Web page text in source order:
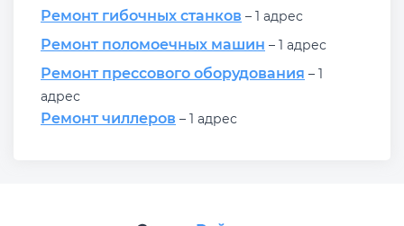
Ремонт гибочных станков – 1 адрес
Ремонт поломоечных машин – 1 адрес
Ремонт прессового оборудования – 1
адрес
Ремонт чиллеров – 1 адрес